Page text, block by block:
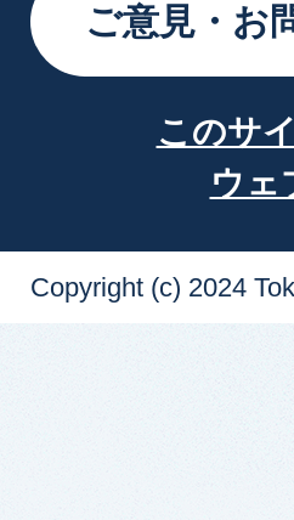
ご意見・お
このサ
ウェ
Copyright (c) 2024